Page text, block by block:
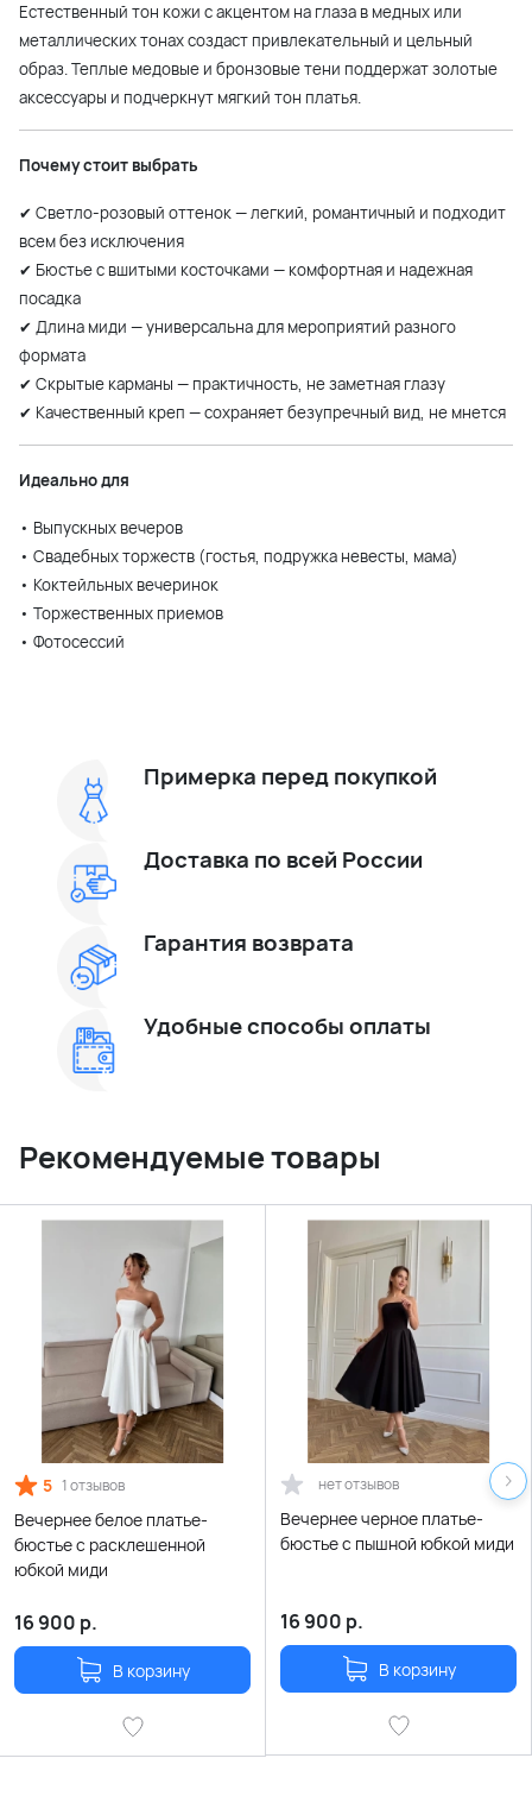
Естественный тон кожи с акцентом на глаза в медных или
металлических тонах создаст привлекательный и цельный
образ. Теплые медовые и бронзовые тени поддержат золотые
аксессуары и подчеркнут мягкий тон платья.
Почему стоит выбрать
✔ Светло-розовый оттенок — легкий, романтичный и подходит
всем без исключения
✔ Бюстье с вшитыми косточками — комфортная и надежная
посадка
✔ Длина миди — универсальна для мероприятий разного
формата
✔ Скрытые карманы — практичность, не заметная глазу
✔ Качественный креп — сохраняет безупречный вид, не мнется
Идеально для
• Выпускных вечеров
• Свадебных торжеств (гостья, подружка невесты, мама)
• Коктейльных вечеринок
• Торжественных приемов
• Фотосессий
Примерка перед покупкой
Доставка по всей России
Гарантия возврата
Удобные способы оплаты
Рекомендуемые товары
5 1 отзывов
Вечернее белое платье-
бюстье с расклешенной
юбкой миди
16 900 р.
В корзину
нет отзывов
Вечернее черное платье-
бюстье с пышной юбкой миди
16 900 р.
В корзину